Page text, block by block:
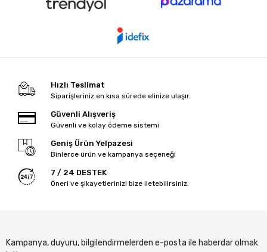
Hızlı Teslimat
Siparişleriniz en kısa sürede elinize ulaşır.
Güvenli Alışveriş
Güvenli ve kolay ödeme sistemi
Geniş Ürün Yelpazesi
Binlerce ürün ve kampanya seçeneği
7 / 24 DESTEK
Öneri ve şikayetlerinizi bize iletebilirsiniz.
Kampanya, duyuru, bilgilendirmelerden e-posta ile haberdar olmak